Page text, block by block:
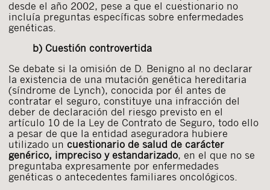
desde el año 2002, pese a que el cuestionario no
incluía preguntas específicas sobre enfermedades
genéticas.
b) Cuestión controvertida
Se debate si la omisión de D. Benigno al no declarar
la existencia de una mutación genética hereditaria
(síndrome de Lynch), conocida por él antes de
contratar el seguro, constituye una infracción del
deber de declaración del riesgo previsto en el
artículo 10 de la Ley de Contrato de Seguro, todo ello
a pesar de que la entidad aseguradora hubiere
utilizado un cuestionario de salud de carácter
genérico, impreciso y estandarizado, en el que no se
preguntaba expresamente por enfermedades
genéticas o antecedentes familiares oncológicos.